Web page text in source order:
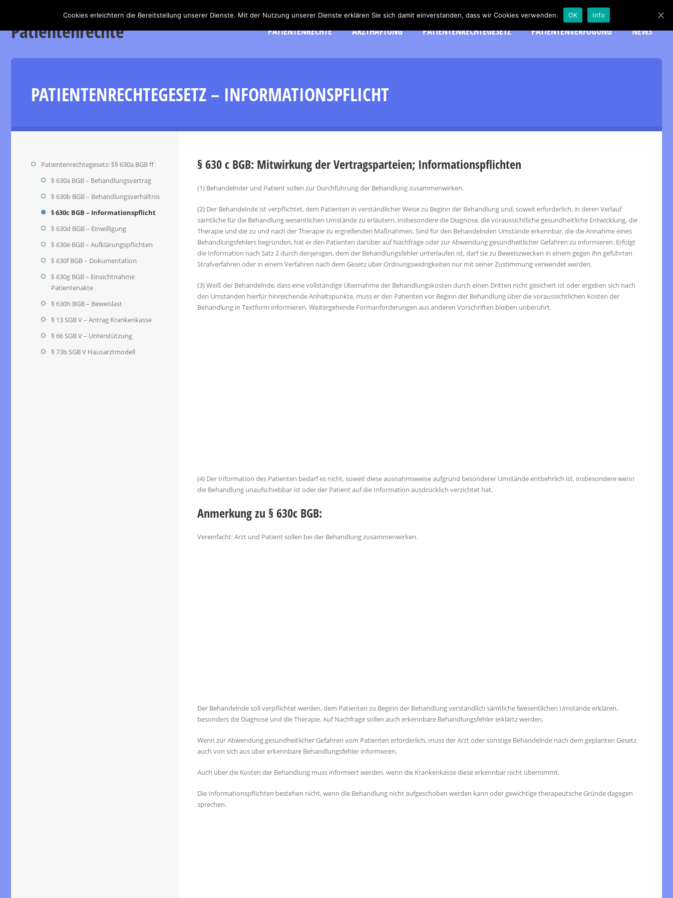
Patientenrechte PATIENTENRECHTE ARZTHAFTUNG PATIENTENRECHTEGESETZ PATIENTENVERFÜGUNG NEWS
PATIENTENRECHTEGESETZ – INFORMATIONSPFLICHT
Patientenrechtegesetz: §§ 630a BGB ff
§ 630a BGB – Behandlungsvertrag
§ 630b BGB – Behandlungsverhältnis
§ 630c BGB – Informationspflicht
§ 630d BGB – Einwilligung
§ 630e BGB – Aufklärungspflichten
§ 630f BGB – Dokumentation
§ 630g BGB – Einsichtnahme
Patientenakte
§ 630h BGB – Beweislast
§ 13 SGB V – Antrag Krankenkasse
§ 66 SGB V – Unterstützung
§ 73b SGB V Hausarztmodell
§ 630 c BGB: Mitwirkung der Vertragsparteien; Informationspflichten
(1) Behandelnder und Patient sollen zur Durchführung der Behandlung zusammenwirken.
(2) Der Behandelnde ist verpflichtet, dem Patienten in verständlicher Weise zu Beginn der Behandlung und, soweit erforderlich, in deren Verlauf
sämtliche für die Behandlung wesentlichen Umstände zu erläutern, insbesondere die Diagnose, die voraussichtliche gesundheitliche Entwicklung, die
Therapie und die zu und nach der Therapie zu ergreifenden Maßnahmen. Sind für den Behandelnden Umstände erkennbar, die die Annahme eines
Behandlungsfehlers begründen, hat er den Patienten darüber auf Nachfrage oder zur Abwendung gesundheitlicher Gefahren zu informieren. Erfolgt
die Information nach Satz 2 durch denjenigen, dem der Behandlungsfehler unterlaufen ist, darf sie zu Beweiszwecken in einem gegen ihn geführten
Strafverfahren oder in einem Verfahren nach dem Gesetz über Ordnungswidrigkeiten nur mit seiner Zustimmung verwendet werden.
(3) Weiß der Behandelnde, dass eine vollständige Übernahme der Behandlungskosten durch einen Dritten nicht gesichert ist oder ergeben sich nach
den Umständen hierfür hinreichende Anhaltspunkte, muss er den Patienten vor Beginn der Behandlung über die voraussichtlichen Kosten der
Behandlung in Textform informieren. Weitergehende Formanforderungen aus anderen Vorschriften bleiben unberührt.
(4) Der Information des Patienten bedarf es nicht, soweit diese ausnahmsweise aufgrund besonderer Umstände entbehrlich ist, insbesondere wenn
die Behandlung unaufschiebbar ist oder der Patient auf die Information ausdrücklich verzichtet hat.
Anmerkung zu § 630c BGB:
Vereinfacht: Arzt und Patient sollen bei der Behandlung zusammenwirken.
Der Behandelnde soll verpflichtet werden, dem Patienten zu Beginn der Behandlung verständlich sämtliche fwesentlichen Umstände erklären,
besonders die Diagnose und die Therapie. Auf Nachfrage sollen auch erkennbare Behandlungsfehler erklärtz werden.
Wenn zur Abwendung gesundheitlicher Gefahren vom Patienten erforderlich, muss der Arzt oder sonstige Behandelnde nach dem geplanten Gesetz
auch von sich aus über erkennbare Behandlungsfehler informieren.
Auch über die Kosten der Behandlung muss informiert werden, wenn die Krankenkasse diese erkennbar nicht übernimmt.
Die Informationspflichten bestehen nicht, wenn die Behandlung nicht aufgeschoben werden kann oder gewichtige therapeutsche Gründe dagegen
sprechen.
Cookies erleichtern die Bereitstellung unserer Dienste. Mit der Nutzung unserer Dienste erklären Sie sich damit einverstanden, dass wir Cookies verwenden. OK Info